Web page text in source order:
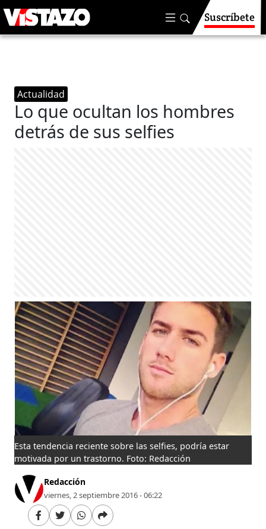
Suscríbete
Actualidad
Lo que ocultan los hombres
detrás de sus selfies
Esta tendencia reciente sobre las selfies, podría estar
motivada por un trastorno. Foto: Redacción
Redacción
viernes, 2 septiembre 2016 - 06:22